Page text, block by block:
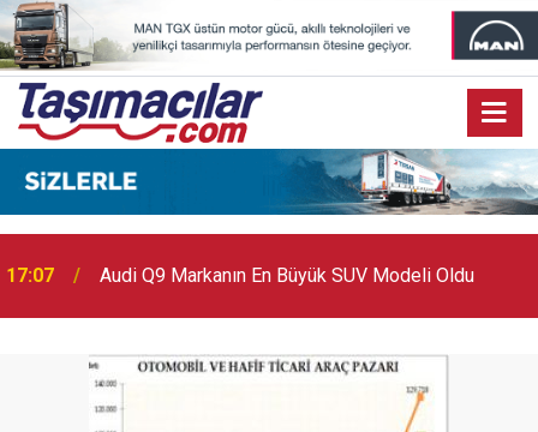
17:07 Audi Q9 Markanın En Büyük SUV Modeli Oldu